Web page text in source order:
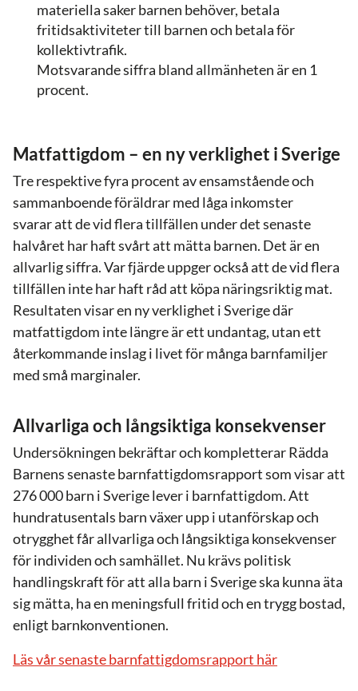
materiella saker barnen behöver, betala
fritidsaktiviteter till barnen och betala för
kollektivtrafik.
Motsvarande siffra bland allmänheten är en 1
procent.
Matfattigdom – en ny verklighet i Sverige
Tre respektive fyra procent av ensamstående och
sammanboende föräldrar med låga inkomster
svararatt devid flera tillfällen under det senaste
halvåret harhaft svårt att mätta barnen. Det är en
allvarlig siffra.Varfjärdeuppger också attdevid flera
tillfällen inteharhaft råd att köpa näringsriktig mat.
Resultaten visar en ny verklighet i Sverigedär
matfattigdom inte längre är ett undantag, utan ett
återkommande inslag i livet för många barnfamiljer
med små marginaler.
Allvarliga och långsiktiga konsekvenser
Undersökningen bekräftar och kompletterar Rädda
Barnens senaste barnfattigdomsrapport som visar att
276 000 barn i Sverige lever i barnfattigdom. Att
hundratusentals barn växer upp i utanförskap och
otrygghet får allvarliga och långsiktiga konsekvenser
för individen och samhället. Nu krävs politisk
handlingskraft för att alla barn i Sverige ska kunna äta
sig mätta, ha en meningsfull fritid och en trygg bostad,
enligt barnkonventionen.
Läs vår senaste barnfattigdomsrapport här